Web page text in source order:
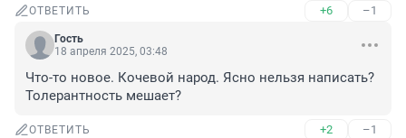
ОТВЕТИТЬ +6 –1
Гость
18 апреля 2025, 03:48
Что-то новое. Кочевой народ. Ясно нельзя написать?
Толерантность мешает?
ОТВЕТИТЬ +2 –1